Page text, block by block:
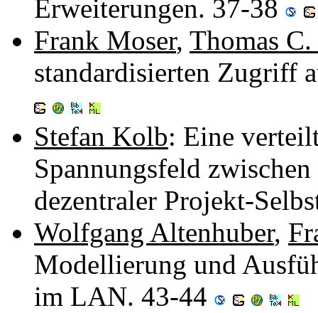
Erweiterungen. 37-38
Frank Moser, Thomas
standardisierten Zugriff
Stefan Kolb: Eine
Spannungsfeld
dezentraler Projekt-
Wolfgang Altenhuber,
Modellierung und
im LAN. 43-44